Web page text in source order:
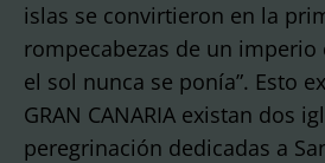
islas se convirtieron en la
rompecabezas de un imperio
el sol nunca se ponía”. Esto
GRAN CANARIA existan dos
peregrinación dedicadas a